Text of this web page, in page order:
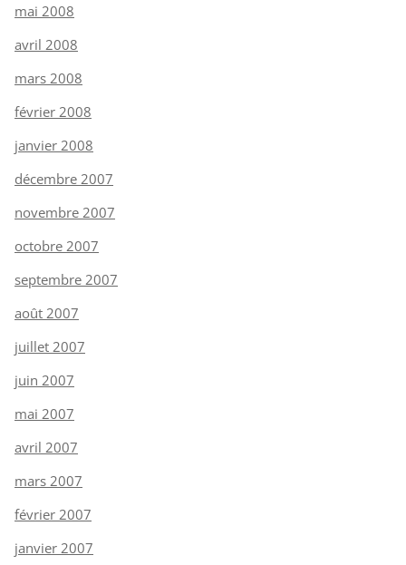
mai 2008
avril 2008
mars 2008
février 2008
janvier 2008
décembre 2007
novembre 2007
octobre 2007
septembre 2007
août 2007
juillet 2007
juin 2007
mai 2007
avril 2007
mars 2007
février 2007
janvier 2007